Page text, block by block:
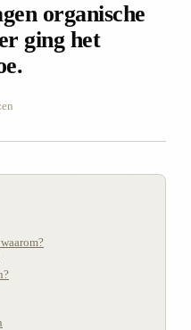
organische
ging het